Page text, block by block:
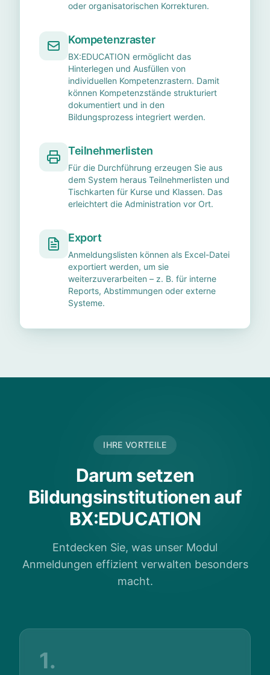
oder organisatorischen Korrekturen.
Kompetenzraster
BX:EDUCATION ermöglicht das
Hinterlegen und Ausfüllen von
individuellen Kompetenzrastern. Damit
können Kompetenzstände strukturiert
dokumentiert und in den
Bildungsprozess integriert werden.
Teilnehmerlisten
Für die Durchführung erzeugen Sie aus
dem System heraus Teilnehmerlisten und
Tischkarten für Kurse und Klassen. Das
erleichtert die Administration vor Ort.
Export
Anmeldungslisten können als Excel-Datei
exportiert werden, um sie
weiterzuverarbeiten – z. B. für interne
Reports, Abstimmungen oder externe
Systeme.
IHRE VORTEILE
Darum setzen
Bildungsinstitutionen auf
BX:EDUCATION
Entdecken Sie, was unser Modul
Anmeldungen effizient verwalten besonders
macht.
1.